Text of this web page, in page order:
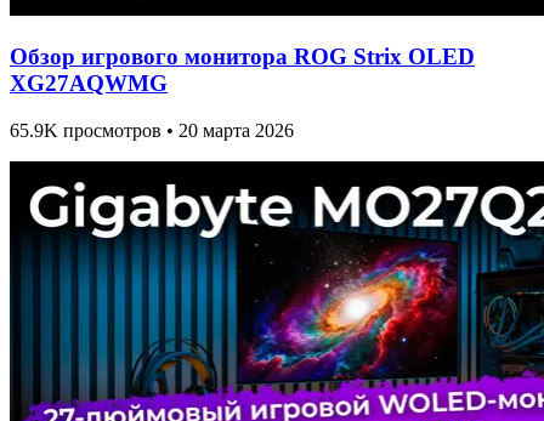
Обзор игрового монитора ROG Strix OLED
XG27AQWMG
65.9K просмотров • 20 марта 2026